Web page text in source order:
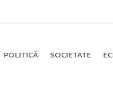
POLITICĂ SOCIETATE